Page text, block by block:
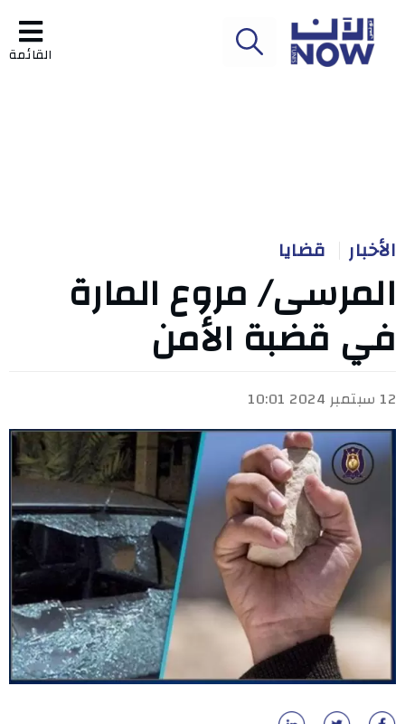
القائمة
الأخبار قضايا
المرسى/ مروع المارة
في قضبة الأمن
12 سبتمبر 2024 10:01